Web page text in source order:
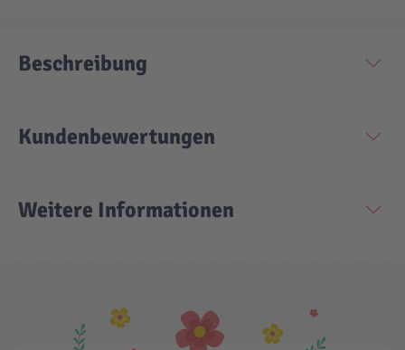
Beschreibung
Kundenbewertungen
Weitere Informationen